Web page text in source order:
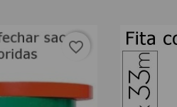
favorite_border